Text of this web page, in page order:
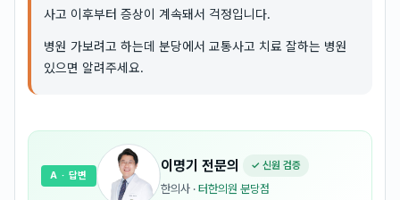
사고 이후부터 증상이 계속돼서 걱정입니다.
병원 가보려고 하는데 분당에서 교통사고 치료 잘하는 병원
있으면 알려주세요.
이명기 전문의 ✓ 신원 검증
한의사 · 터한의원 분당점
A · 답변